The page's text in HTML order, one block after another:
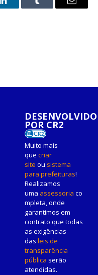
O
Tumblr
E-
DESENVOLVIDO
POR CR2
Muito mais
que criar
site ou sistema
para prefeituras!
Realizamos
uma assessoria co
mpleta, onde
garantimos em
contrato que todas
as exigências
das leis de
transparência
pública serão
atendidas.